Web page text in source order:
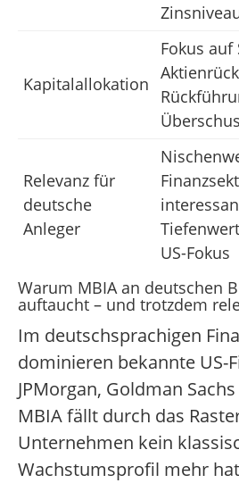
Kapitalallokation
Fokus auf
Relevanz für
deutsche
Anleger
US-Fokus
Warum MBIA an deutschen
auftaucht – und trotzdem
Im deutschsprachigen
dominieren bekannte US-
JPMorgan, Goldman
MBIA fällt durch das
Unternehmen kein
Wachstumsprofil mehr